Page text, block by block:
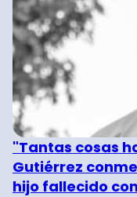
"Tantas cosas
Gutiérrez
hijo fallecido